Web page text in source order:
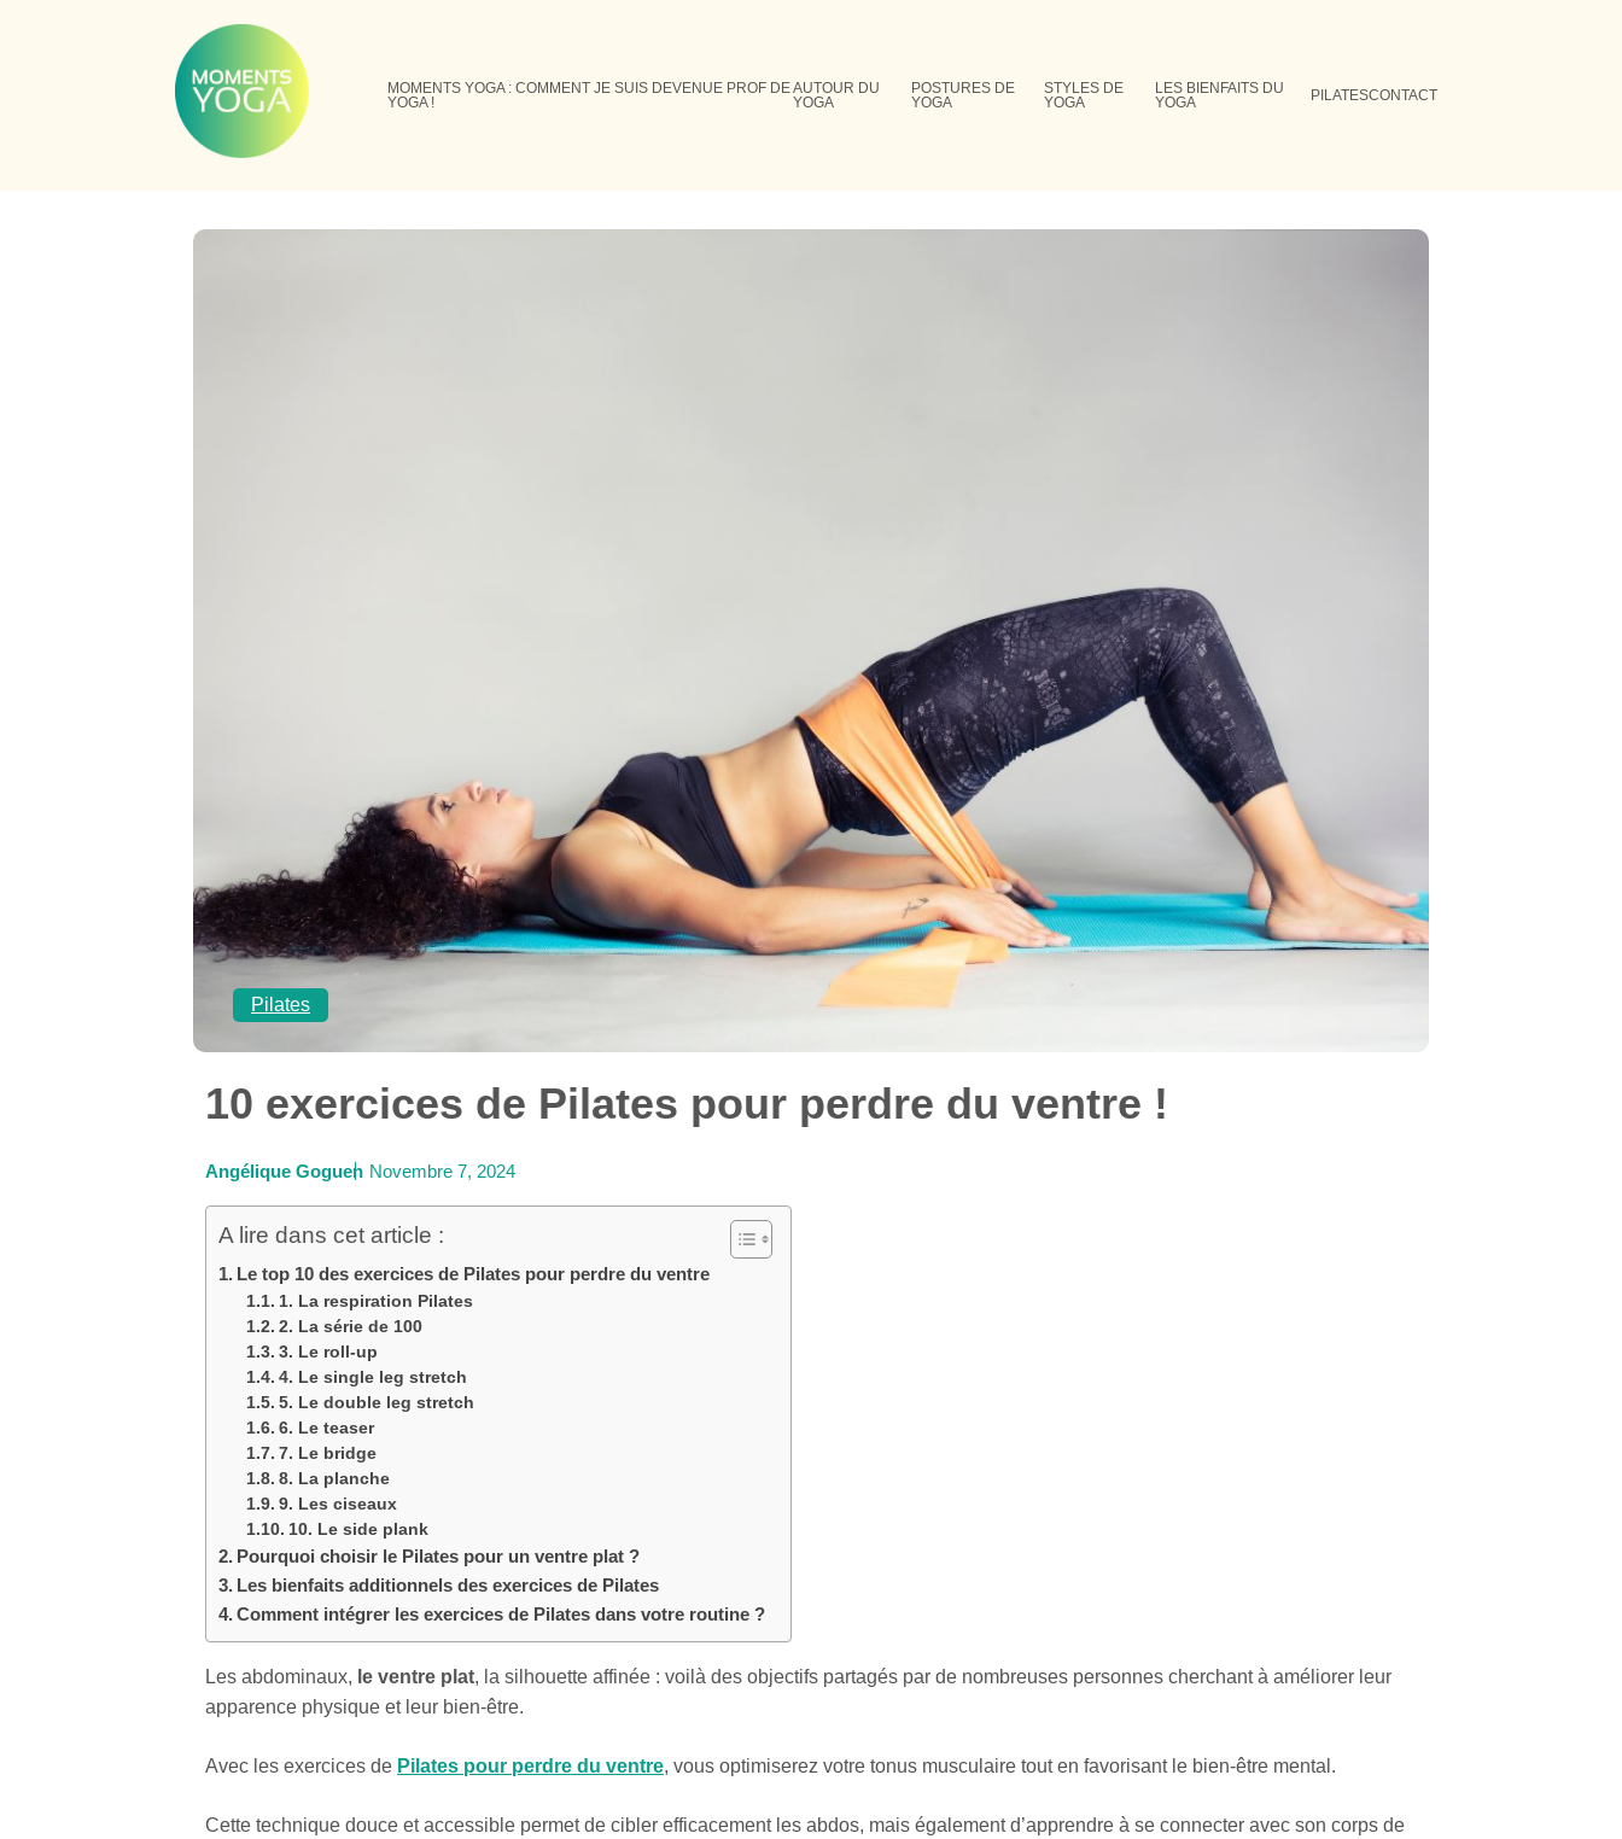
MOMENTS YOGA : COMMENT JE SUIS DEVENUE PROF DE
YOGA !
AUTOUR DU
YOGA
POSTURES DE
YOGA
STYLES DE
YOGA
LES BIENFAITS DU
YOGA
PILATESCONTACT
Pilates
10 exercices de Pilates pour perdre du ventre !
Angélique Goguen Novembre 7, 2024
A lire dans cet article :
Le top 10 des exercices de Pilates pour perdre du ventre
1. La respiration Pilates
2. La série de 100
3. Le roll-up
4. Le single leg stretch
5. Le double leg stretch
6. Le teaser
7. Le bridge
8. La planche
9. Les ciseaux
10. Le side plank
Pourquoi choisir le Pilates pour un ventre plat ?
Les bienfaits additionnels des exercices de Pilates
Comment intégrer les exercices de Pilates dans votre routine ?
Les abdominaux, le ventre plat, la silhouette affinée : voilà des objectifs partagés par de nombreuses personnes cherchant à améliorer leur
apparence physique et leur bien-être.
Avec les exercices de Pilates pour perdre du ventre, vous optimiserez votre tonus musculaire tout en favorisant le bien-être mental.
Cette technique douce et accessible permet de cibler efficacement les abdos, mais également d’apprendre à se connecter avec son corps de